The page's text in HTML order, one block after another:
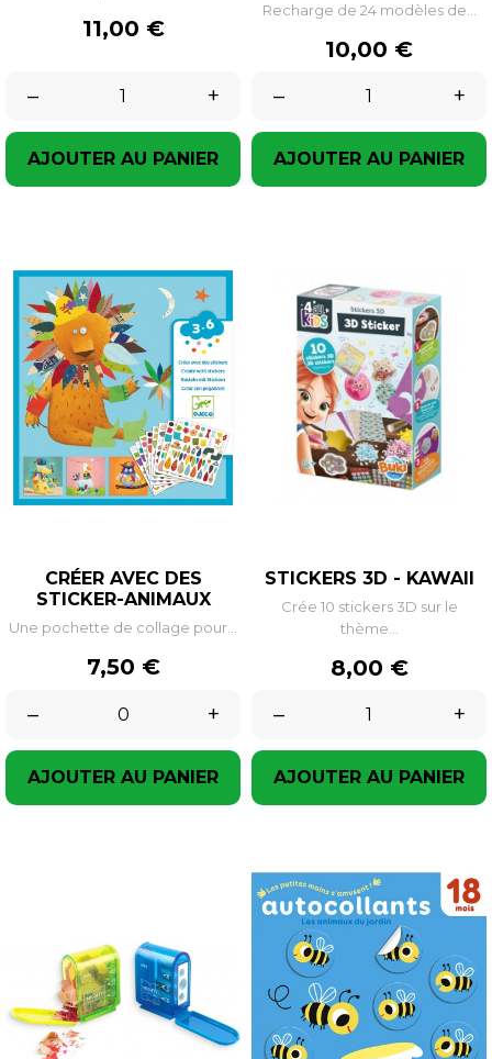
Prix
11,00 €
– +
AJOUTER AU PANIER
Recharge de 24 modèles de...
Prix
10,00 €
–
+
AJOUTER AU PANIER
CRÉER AVEC DES
STICKER-ANIMAUX
Une pochette de collage pour...
Prix
7,50 €
–
+
AJOUTER AU PANIER
STICKERS 3D - KAWAII
Crée 10 stickers 3D sur le
thème...
Prix
8,00 €
–
+
AJOUTER AU PANIER